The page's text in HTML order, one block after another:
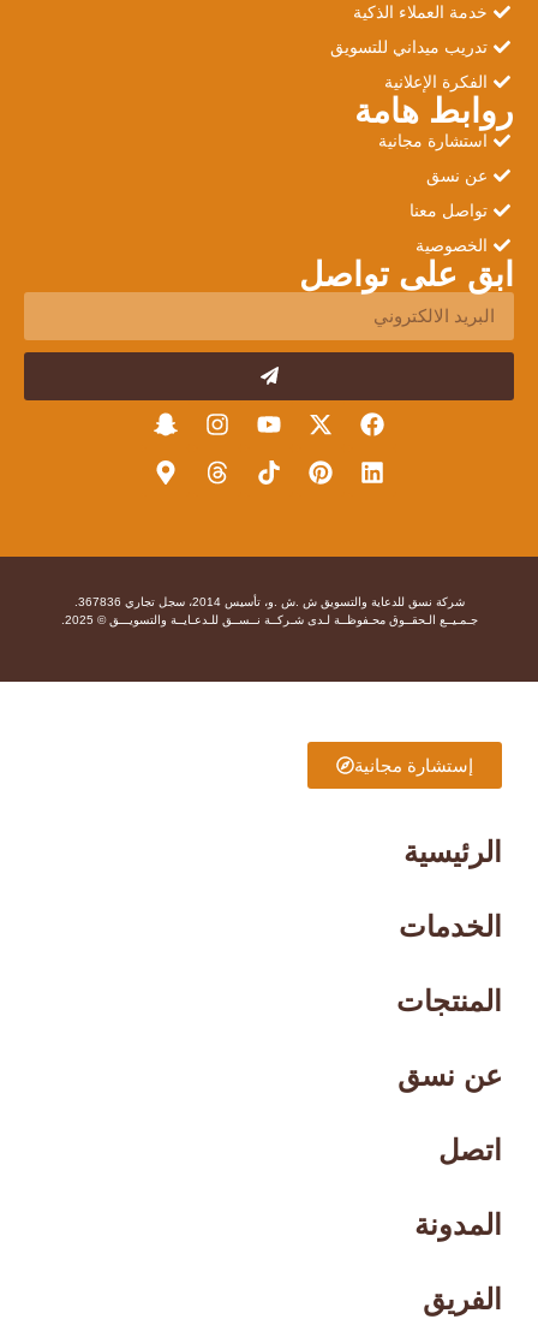
خدمة العملاء الذكية
تدريب ميداني للتسويق
الفكرة الإعلانية
روابط هامة
استشارة مجانية
عن نسق
تواصل معنا
الخصوصية
ابق على تواصل
شركة نسق للدعاية والتسويق ش .ش .و، تأسيس 2014، سجل تجاري 367836.
جـمـيــع الـحقــوق محـفوظــة لـدى شـركــة نــســق للـدعـايــة والتسويـــق © 2025.
إستشارة مجانية
الرئيسية
الخدمات
المنتجات
عن نسق
اتصل
المدونة
الفريق